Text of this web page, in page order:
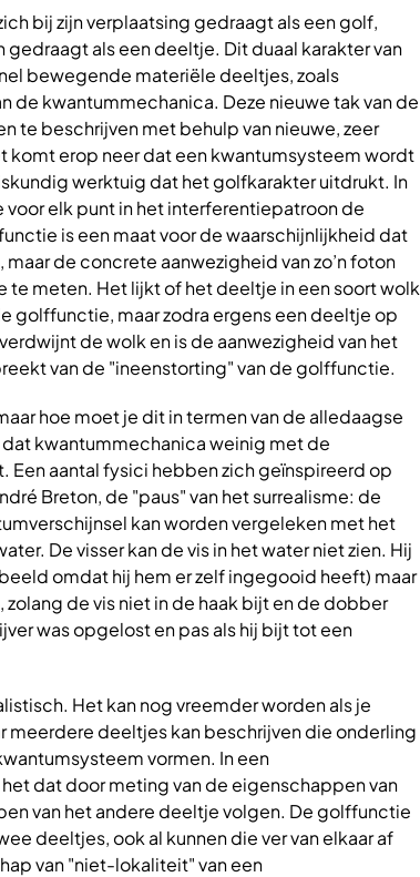
bij zijn verplaatsing gedraagt als een golf,
als een deeltje. Dit duaal karakter van
bewegende materiële deeltjes, zoals
de kwantummechanica. Deze nieuwe tak van de
te beschrijven met behulp van nieuwe, zeer
erop neer dat een kwantumsysteem wordt
werktuig dat het golfkarakter uitdrukt. In
voor elk punt in het interferentiepatroon de
is een maat voor de waarschijnlijkheid dat
de concrete aanwezigheid van zo’n foton
te meten. Het lijkt of het deeltje in een soort wolk
golffunctie, maar zodra ergens een deeltje op
de wolk en is de aanwezigheid van het
van de "ineenstorting" van de golffunctie.
hoe moet je dit in termen van de alledaagse
kwantummechanica weinig met de
aantal fysici hebben zich geïnspireerd op
Breton, de "paus" van het surrealisme: de
kan worden vergeleken met het
De visser kan de vis in het water niet zien. Hij
omdat hij hem er zelf ingegooid heeft) maar
de vis niet in de haak bijt en de dobber
was opgelost en pas als hij bijt tot een
Het kan nog vreemder worden als je
meerdere deeltjes kan beschrijven die onderling
vormen. In een
dat door meting van de eigenschappen van
van het andere deeltje volgen. De golffunctie
deeltjes, ook al kunnen die ver van elkaar af
van "niet-lokaliteit" van een